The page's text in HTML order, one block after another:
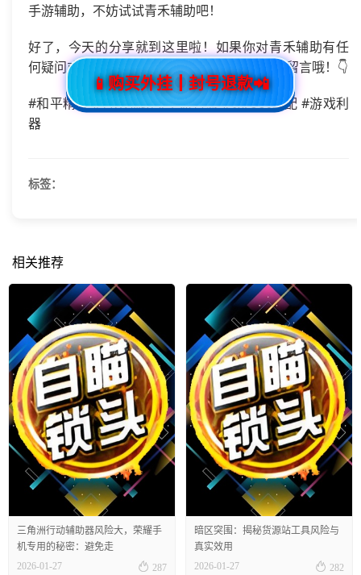
手游辅助，不妨试试青禾辅助吧！
好了，今天的分享就到这里啦！如果你对青禾辅助有任
何疑问或者想要了解更多信息，欢迎在评论区留言哦！👇
#和平精英 #青禾辅助 #手游直装 #免root适配 #游戏利
器
标签：
相关推荐
三角洲行动辅助器风险大，荣耀手
机专用的秘密：避免走
2026-01-27
 287
暗区突围：揭秘货源站工具风险与
真实效用
2026-01-27
 282
📱购买外挂┃封号退款📲